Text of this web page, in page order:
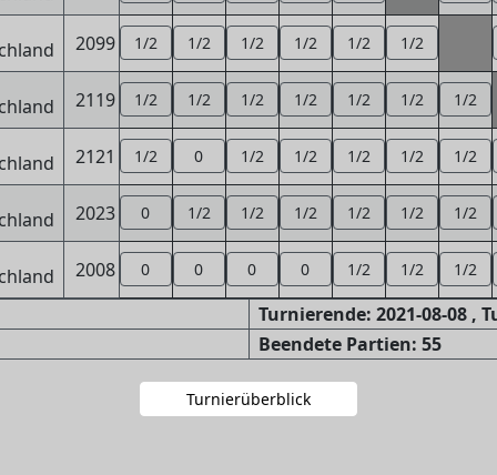
2099 1/2 1/2 1/2 1/2 1/2 1/2
2119 1/2 1/2 1/2 1/2 1/2 1/2 1/2
2121 1/2 0 1/2 1/2 1/2 1/2 1/2
2023 0 1/2 1/2 1/2 1/2 1/2 1/2
2008 0 0 0 0 1/2 1/2 1/2
Turnierende: 2021-08-08 ,
Beendete Partien: 55
Turnierüberblick